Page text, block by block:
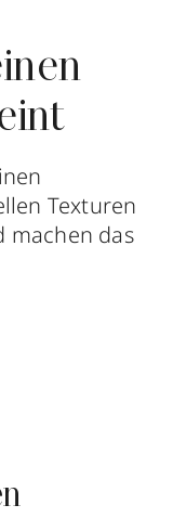
Texturen
machen das